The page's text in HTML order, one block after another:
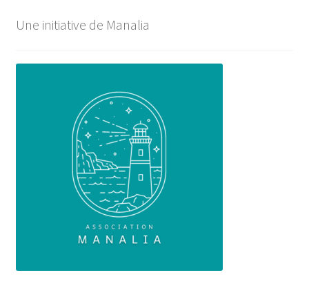
Une initiative de Manalia